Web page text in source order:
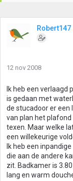
Robert147
12 nov 2008
Ik heb een
is gedaan met
de stucadoor er een
van plan het
texen. Maar welke
een willekeurige
Ik heb een
die aan de andere
zit. Badkamer is
lang en warm